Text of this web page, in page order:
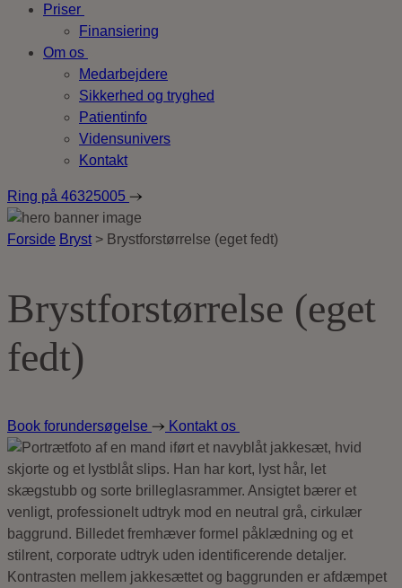
Priser
Finansiering
Om os
Medarbejdere
Sikkerhed og tryghed
Patientinfo
Vidensunivers
Kontakt
Ring på 46325005
Forside Bryst > Brystforstørrelse (eget fedt)
Brystforstørrelse (eget
fedt)
Book forundersøgelse Kontakt os